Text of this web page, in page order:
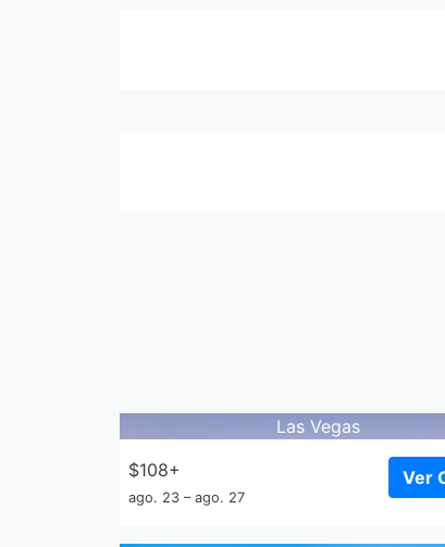
Las Vegas
$108+
ago. 23 – ago. 27
Ver